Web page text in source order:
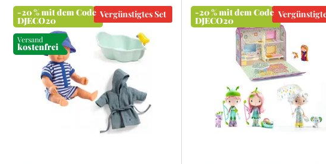
wäre.
-20 % mit dem Code
DJECO20
Versand
kostenfrei
Vergünstigtes Set -20 % mit dem Code
DJECO20